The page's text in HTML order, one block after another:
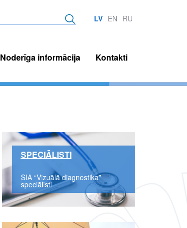
LV EN RU
Noderīga informācija Kontakti
SPECIĀLISTI
SIA “Vizuālā diagnostika”
speciālisti